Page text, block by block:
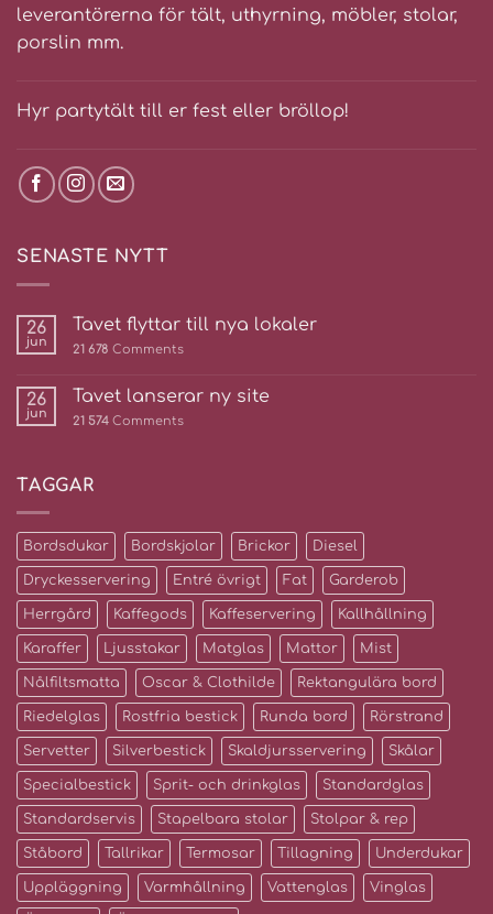
leverantörerna för tält, uthyrning, möbler, stolar,
porslin mm.
Hyr partytält till er fest eller bröllop!
SENASTE NYTT
26
jun
Tavet flyttar till nya lokaler
21 678 Comments
26
jun
Tavet lanserar ny site
21 574 Comments
TAGGAR
Bordsdukar Bordskjolar Brickor Diesel
Dryckesservering Entré övrigt Fat Garderob
Herrgård Kaffegods Kaffeservering Kallhållning
Karaffer Ljusstakar Matglas Mattor Mist
Nålfiltsmatta Oscar & Clothilde Rektangulära bord
Riedelglas Rostfria bestick Runda bord Rörstrand
Servetter Silverbestick Skaldjursservering Skålar
Specialbestick Sprit- och drinkglas Standardglas
Standardservis Stapelbara stolar Stolpar & rep
Ståbord Tallrikar Termosar Tillagning Underdukar
Uppläggning Varmhållning Vattenglas Vinglas